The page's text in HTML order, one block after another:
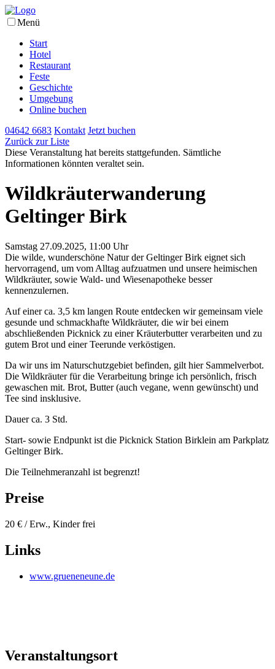
Menü
Start
Hotel
Restaurant
Feste
Geschichte
Umgebung
Online buchen
04642 6683 Kontakt Jetzt buchen
Zurück zur Liste
Diese Veranstaltung hat bereits stattgefunden. Sämtliche
Informationen könnten veraltet sein.
Wildkräuterwanderung
Geltinger Birk
Samstag 27.09.2025, 11:00 Uhr
Die wilde, wunderschöne Natur der Geltinger Birk eignet sich
hervorragend, um vom Alltag aufzuatmen und unsere heimischen
Wildkräuter, sowie Wald- und Wiesenapotheke besser
kennenzulernen.
Auf einer ca. 3,5 km langen Route entdecken wir gemeinsam viele
gesunde und schmackhafte Wildkräuter, die wir bei einem
abschließenden Picknick zu einer Kräuterbutter verarbeiten und zu
gutem Brot und einer Teerunde verköstigen.
Da wir uns im Naturschutzgebiet befinden, gilt hier Sammelverbot.
Die Wildkräuter für die Verarbeitung bringe ich persönlich, frisch
gewaschen mit. Brot, Butter (auch vegane, wenn gewünscht) und
Tee sind insklusive.
Dauer ca. 3 Std.
Start- sowie Endpunkt ist die Picknick Station Birklein am Parkplatz
Geltinger Birk.
Die Teilnehmeranzahl ist begrenzt!
Preise
20 € / Erw., Kinder frei
Links
www.grueneneune.de
Veranstaltungsort